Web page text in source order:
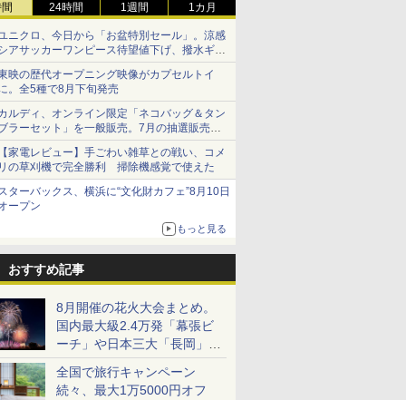
24時間 1週間 1カ月
ニクロ、今日から「お盆特別セール」。涼感
アサッカーワンピース待望値下げ、撥水ギア
ョーツは1990円に
映の歴代オープニング映像がカプセルトイ
。全5種で8月下旬発売
ルディ、オンライン限定「ネコバッグ＆タン
ラーセット」を一般販売。7月の抽選販売の
選無効分
家電レビュー】手ごわい雑草との戦い、コメ
の草刈機で完全勝利 掃除機感覚で使えた
ターバックス、横浜に“文化財カフェ”8月10日
ープン
もっと見る
おすすめ記事
8月開催の花火大会まとめ。
国内最大級2.4万発「幕張ビ
ーチ」や日本三大「長岡」な
ど大型イベント目白押し！
全国で旅行キャンペーン
続々、最大1万5000円オフ